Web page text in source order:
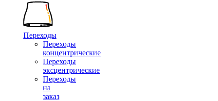
Переходы
Переходы
концентрические
Переходы
эксцентрические
Переходы
на
заказ